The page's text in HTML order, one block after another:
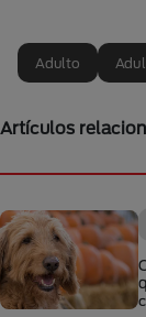
Adulto
Artículos